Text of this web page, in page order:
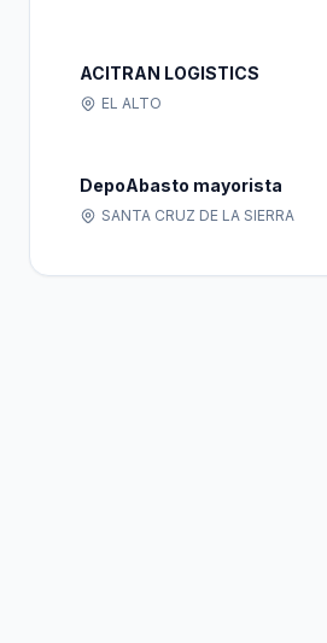
ACITRAN LOGISTICS
EL ALTO
DepoAbasto mayorista
SANTA CRUZ DE LA SIERRA